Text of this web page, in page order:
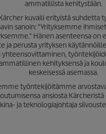
ammatillista kehitystään.
kuvaili erityistä suhdetta
sanoin: "Yrityksemme
Hänen asenteensa on
ja perusta yrityksen
yhteensovittaminen,
kehityksensä ja
keskeisessä asemassa.
työntekijöitämme
ansiosta
ja teknologiajohtaja